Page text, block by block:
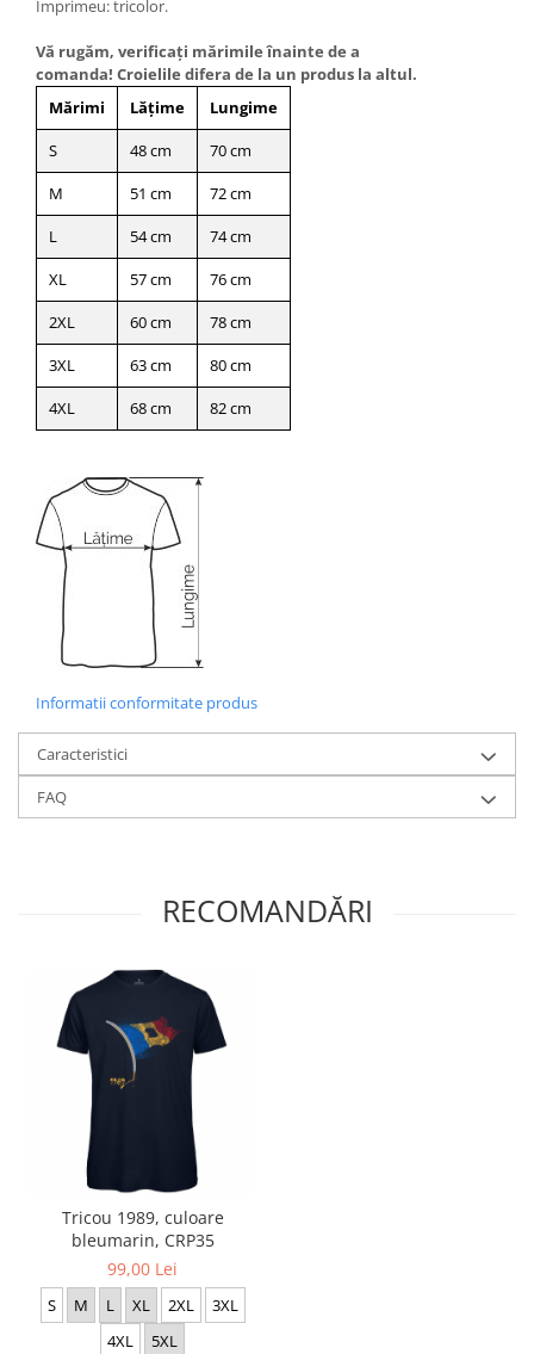
Imprimeu: tricolor.
Vă rugăm, verificaţi mărimile înainte de a
comanda! Croielile difera de la un produs la altul.
Mărimi
Lățime
Lungime
S
48 cm
70 cm
M
51 cm
72 cm
L
54 cm
74 cm
XL
57 cm
76 cm
2XL
60 cm
78 cm
3XL
63 cm
80 cm
4XL
68 cm 82 cm
Informatii conformitate produs
Caracteristici
FAQ
RECOMANDĂRI
Tricou 1989, culoare
bleumarin, CRP35
99,00 Lei
S M L XL 2XL
3XL
4XL
5XL